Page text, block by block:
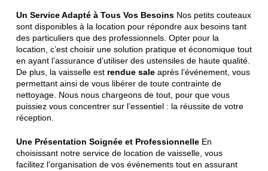
Un Service Adapté à Tous Vos BesoinsNos petits couteaux
sont disponibles à la location pour répondre aux besoins tant
des particuliers que des professionnels. Opter pour la
location, c’est choisir une solution pratique et économique tout
en ayant l’assurance d’utiliser des ustensiles de haute qualité.
De plus, la vaisselle est rendue saleaprès l’événement, vous
permettant ainsi de vous libérer de toute contrainte de
nettoyage. Nous nous chargeons de tout, pour que vous
puissiez vous concentrer sur l’essentiel : la réussite de votre
réception.
Une Présentation Soignée et ProfessionnelleEn
choisissant notre service de location de vaisselle, vous
facilitez l’organisation de vos événements tout en assurant